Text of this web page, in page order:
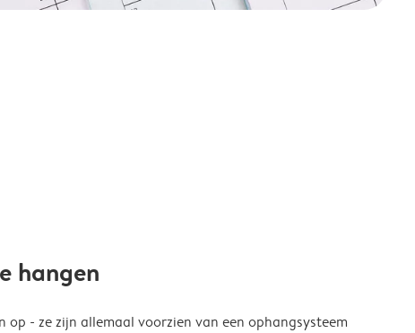
hangen
op - ze zijn allemaal voorzien van een ophangsysteem